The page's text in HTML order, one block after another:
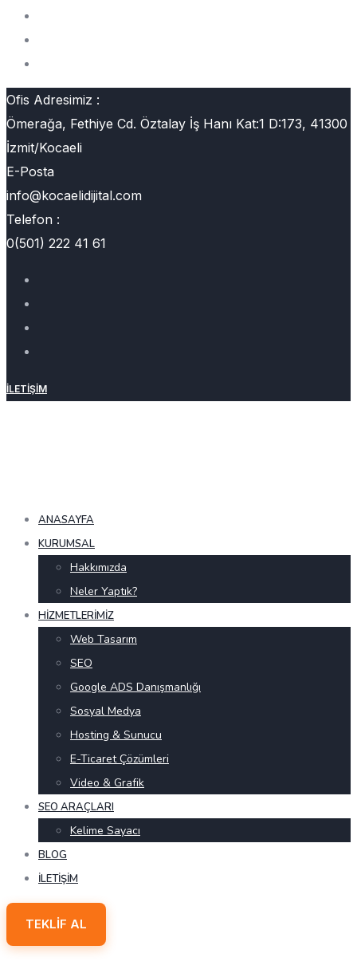
Ofis Adresimiz :
Ömerağa, Fethiye Cd. Öztalay İş Hanı Kat:1 D:173, 41300
İzmit/Kocaeli
E-Posta
info@kocaelidijital.com
Telefon :
0(501) 222 41 61
İLETIŞIM
ANASAYFA
KURUMSAL
Hakkımızda
Neler Yaptık?
HIZMETLERIMIZ
Web Tasarım
SEO
Google ADS Danışmanlığı
Sosyal Medya
Hosting & Sunucu
E-Ticaret Çözümleri
Video & Grafik
SEO ARAÇLARI
Kelime Sayacı
BLOG
İLETIŞIM
TEKLIF AL